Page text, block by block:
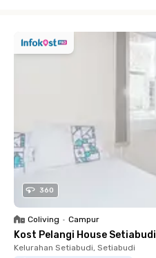
360
Coliving • Campur
Kost Pelangi House Setiabudi
Kelurahan Setiabudi, Setiabudi